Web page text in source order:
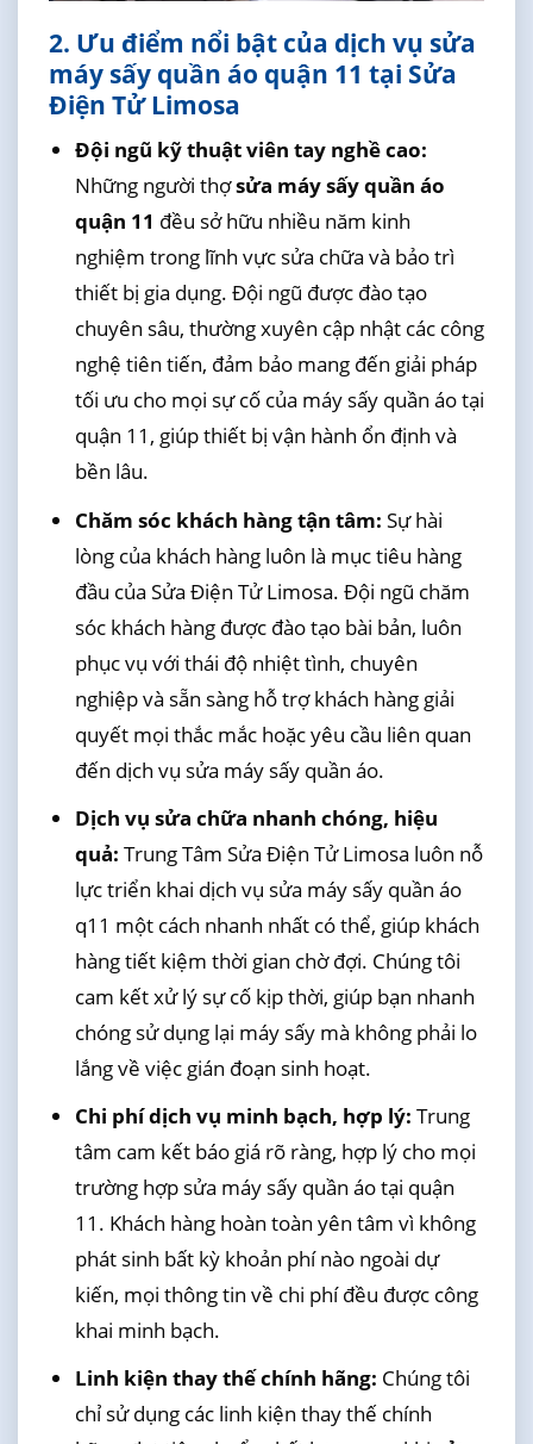
2. Ưu điểm nổi bật của dịch vụ sửa
máy sấy quần áo quận 11 tại Sửa
Điện Tử Limosa
Đội ngũ kỹ thuật viên tay nghề cao:
Những người thợsửa máy sấy quần áo
quận 11 đều sở hữu nhiều năm kinh
nghiệm trong lĩnh vực sửa chữa và bảo trì
thiết bị gia dụng. Đội ngũ được đào tạo
chuyên sâu, thường xuyên cập nhật các công
nghệ tiên tiến, đảm bảo mang đến giải pháp
tối ưu cho mọi sự cố của máy sấy quần áo tại
quận 11, giúp thiết bị vận hành ổn định và
bền lâu.
Chăm sóc khách hàng tận tâm: Sự hài
lòng của khách hàng luôn là mục tiêu hàng
đầu của Sửa Điện Tử Limosa. Đội ngũ chăm
sóc khách hàng được đào tạo bài bản, luôn
phục vụ với thái độ nhiệt tình, chuyên
nghiệp và sẵn sàng hỗ trợ khách hàng giải
quyết mọi thắc mắc hoặc yêu cầu liên quan
đến dịch vụ sửa máy sấy quần áo.
Dịch vụ sửa chữa nhanh chóng, hiệu
quả: Trung Tâm Sửa Điện Tử Limosa luôn nỗ
lực triển khai dịch vụ sửa máy sấy quần áo
q11 một cách nhanh nhất có thể, giúp khách
hàng tiết kiệm thời gian chờ đợi. Chúng tôi
cam kết xử lý sự cố kịp thời, giúp bạn nhanh
chóng sử dụng lại máy sấy mà không phải lo
lắng về việc gián đoạn sinh hoạt.
Chi phí dịch vụ minh bạch, hợp lý: Trung
tâm cam kết báo giá rõ ràng, hợp lý cho mọi
trường hợp sửa máy sấy quần áo tại quận
11. Khách hàng hoàn toàn yên tâm vì không
phát sinh bất kỳ khoản phí nào ngoài dự
kiến, mọi thông tin về chi phí đều được công
khai minh bạch.
Linh kiện thay thế chính hãng: Chúng tôi
chỉ sử dụng các linh kiện thay thế chính